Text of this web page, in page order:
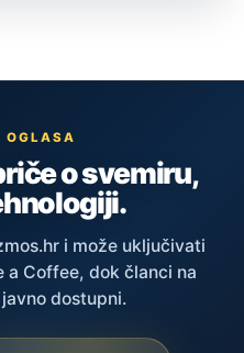
OGLASA
o svemiru,
i može uključivati
a Coffee, dok članci na
dostupni.